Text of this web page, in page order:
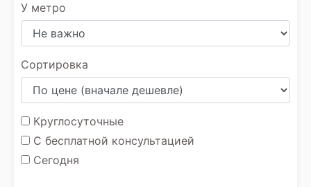
У метро
Сортировка
Круглосуточные
С бесплатной консультацией
Сегодня